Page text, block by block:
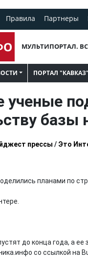
Правила Партнеры
МУЛЬТИПОРТАЛ.
ПОРТАЛ "КАВКАЗ"
ученые
базы
прессы / Это
до конца года, а
со ссылкой на